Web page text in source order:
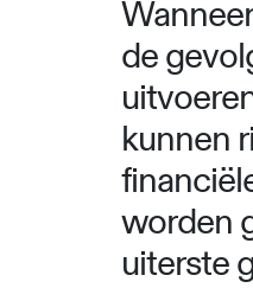
de
kunnen
worden
uiterste